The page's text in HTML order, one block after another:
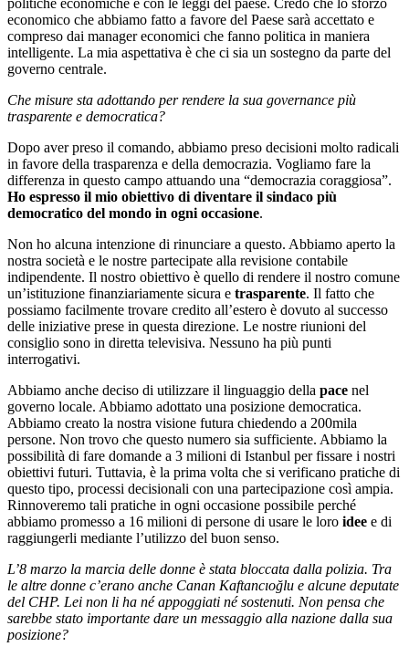
politiche economiche e con le leggi del paese. Credo che lo sforzo
economico che abbiamo fatto a favore del Paese sarà accettato e
compreso dai manager economici che fanno politica in maniera
intelligente. La mia aspettativa è che ci sia un sostegno da parte del
governo centrale.
Che misure sta adottando per rendere la sua governance più
trasparente e democratica?
Dopo aver preso il comando, abbiamo preso decisioni molto radicali
in favore della trasparenza e della democrazia. Vogliamo fare la
differenza in questo campo attuando una “democrazia coraggiosa”.
Ho espresso il mio obiettivo di diventare il sindaco più
democratico del mondo in ogni occasione.
Non ho alcuna intenzione di rinunciare a questo. Abbiamo aperto la
nostra società e le nostre partecipate alla revisione contabile
indipendente. Il nostro obiettivo è quello di rendere il nostro comune
un’istituzione finanziariamente sicura e trasparente. Il fatto che
possiamo facilmente trovare credito all’estero è dovuto al successo
delle iniziative prese in questa direzione. Le nostre riunioni del
consiglio sono in diretta televisiva. Nessuno ha più punti
interrogativi.
Abbiamo anche deciso di utilizzare il linguaggio della pace nel
governo locale. Abbiamo adottato una posizione democratica.
Abbiamo creato la nostra visione futura chiedendo a 200mila
persone. Non trovo che questo numero sia sufficiente. Abbiamo la
possibilità di fare domande a 3 milioni di Istanbul per fissare i nostri
obiettivi futuri. Tuttavia, è la prima volta che si verificano pratiche di
questo tipo, processi decisionali con una partecipazione così ampia.
Rinnoveremo tali pratiche in ogni occasione possibile perché
abbiamo promesso a 16 milioni di persone di usare le loro idee e di
raggiungerli mediante l’utilizzo del buon senso.
L’8 marzo la marcia delle donne è stata bloccata dalla polizia. Tra
le altre donne c’erano anche Canan Kaftancıoğlu e alcune deputate
del CHP. Lei non li ha né appoggiati né sostenuti. Non pensa che
sarebbe stato importante dare un messaggio alla nazione dalla sua
posizione?